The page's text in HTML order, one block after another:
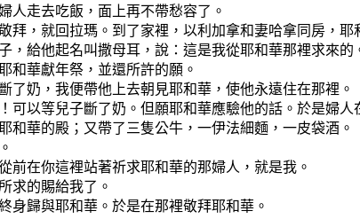
人走去吃飯，面上再不帶愁容了。
拜，就回拉瑪。到了家裡，以利加拿和妻哈拿同房，耶
，給他起名叫撒母耳，說：這是我從耶和華那裡求來的
和華獻年祭，並還所許的願。
了奶，我便帶他上去朝見耶和華，使他永遠住在那裡。
可以等兒子斷了奶。但願耶和華應驗他的話。於是婦人
和華的殿；又帶了三隻公牛，一伊法細麵，一皮袋酒。
前在你這裡站著祈求耶和華的那婦人，就是我。
求的賜給我了。
身歸與耶和華。於是在那裡敬拜耶和華。